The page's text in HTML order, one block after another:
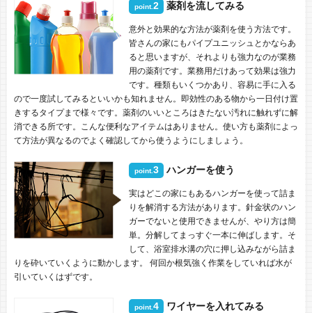
point.2 薬剤を流してみる
意外と効果的な方法が薬剤を使う方法です。
皆さんの家にもパイプユニッシュとかならあ
ると思いますが、それよりも強力なのが業務
用の薬剤です。業務用だけあって効果は強力
です。種類もいくつかあり、容易に手に入る
ので一度試してみるといいかも知れません。即効性のある物から一日付け置
きするタイプまで様々です。薬剤のいいところはきたない汚れに触れずに解
消できる所です。こんな便利なアイテムはありません。使い方も薬剤によっ
て方法が異なるのでよく確認してから使うようにしましょう。
point.3 ハンガーを使う
実はどこの家にもあるハンガーを使って詰ま
りを解消する方法があります。針金状のハン
ガーでないと使用できませんが、やり方は簡
単。分解してまっすぐ一本に伸ばします。そ
して、浴室排水溝の穴に押し込みながら詰ま
りを砕いていくように動かします。 何回か根気強く作業をしていれば水が
引いていくはずです。
point.4 ワイヤーを入れてみる